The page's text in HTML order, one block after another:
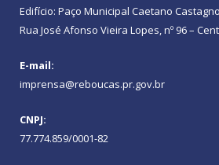
Edifício: Paço Municipal Caetano
Rua José Afonso Vieira Lopes, nº 96 –
E-mail:
imprensa@reboucas.pr.gov.br
CNPJ:
77.774.859/0001-82